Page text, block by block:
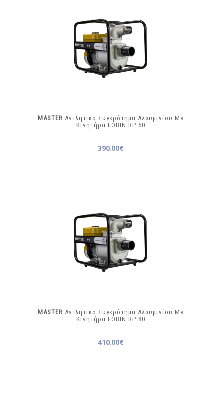
MASTER Αντλητικό Συγκρότημα Αλουμινίου Με
Κινητήρα ROBIN RP 50
390.00€
MASTER Αντλητικό Συγκρότημα Αλουμινίου Με
Κινητήρα ROBIN RP 80
410.00€